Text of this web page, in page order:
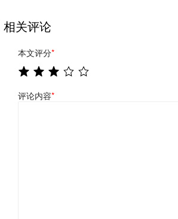
相关评论
本文评分*
评论内容*